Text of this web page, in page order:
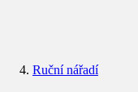
Ruční nářadí